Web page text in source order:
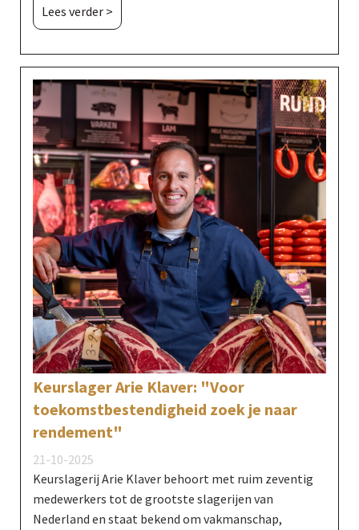
Lees verder >
Keurslager Arie Klaver: "Voor
toekomstbestendigheid zoek je naar
rendement"
21-10-2025
Keurslagerij Arie Klaver behoort met ruim zeventig
medewerkers tot de grootste slagerijen van
Nederland en staat bekend om vakmanschap,